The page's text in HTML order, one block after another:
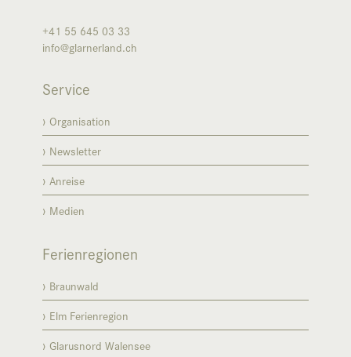
+41 55 645 03 33
info@glarnerland.ch
Service
Organisation
Newsletter
Anreise
Medien
Ferienregionen
Braunwald
Elm Ferienregion
Glarusnord Walensee